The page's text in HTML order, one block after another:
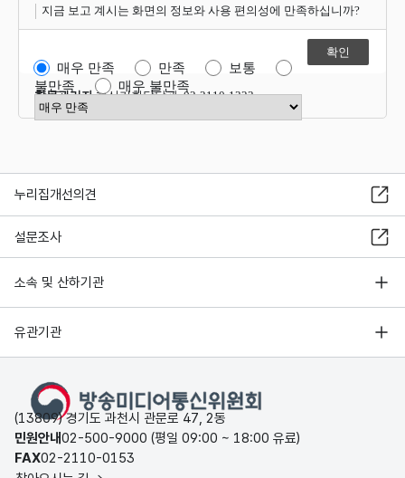
지금 보고 계시는 화면의 정보와 사용 편의성에 만족하십니까?
매우 만족 만족
보통
불만족
매우 불만족
만족도 점수 선택
항목관리자혁신기획담당관 02-2110-1323
누리집개선의견
설문조사
소속 및 산하기관
유관기관
(13809) 경기도 과천시 관문로 47, 2동
민원안내02-500-9000 (평일 09:00 ~ 18:00 유료)
FAX02-2110-0153